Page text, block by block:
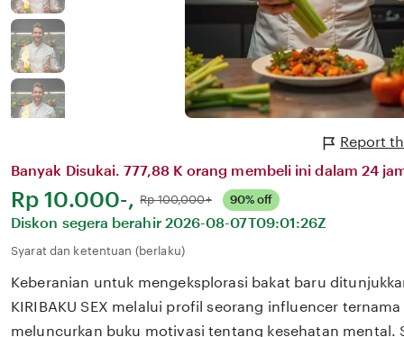
Report
Banyak Disukai. 777,88 K orang membeli ini dalam 24
Harga:
Rp 10.000-, Normal:
Rp 100,000+ 90% off
Diskon segera berahir 2026-08-07T09:01:26Z
Syarat dan ketentuan (berlaku)
Keberanian untuk mengeksplorasi bakat baru
KIRIBAKU SEX melalui profil seorang influencer
meluncurkan buku motivasi tentang kesehatan mental.